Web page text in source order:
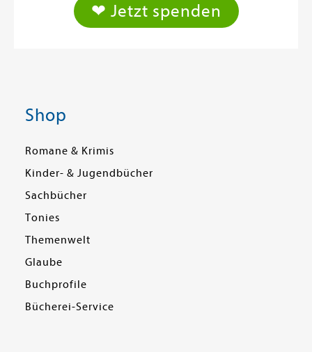
❤ Jetzt spenden
Shop
Romane & Krimis
Kinder- & Jugendbücher
Sachbücher
Tonies
Themenwelt
Glaube
Buchprofile
Bücherei-Service